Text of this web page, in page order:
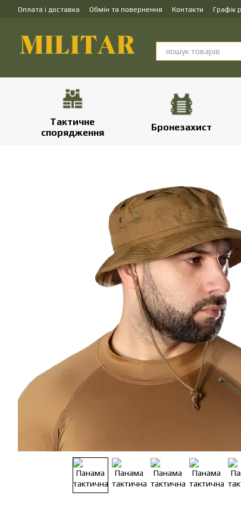
Перейти до основного контенту
Оплата і доставка Обмін та повернення Контакти Графік
Тактичне
спорядження
Бронезахист